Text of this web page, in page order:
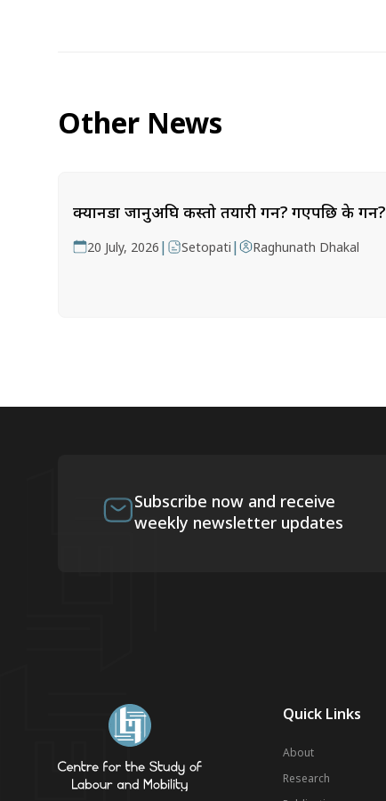
Other News
क्यानडा जानुअघि कस्तो तयारी गर्ने? गएपछि के गर्ने?
20 July, 2026 | Setopati | Raghunath Dhakal
Subscribe now and receive
weekly newsletter updates
Quick Links
About
Research